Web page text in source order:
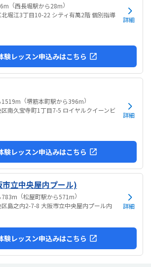
（西長堀駅から28m）
堀江3丁目10-22 シティ有萬2階 個別指導
詳細
験レッスン申込みはこちら
1519m （堺筋本町駅から396m）
南久宝寺町1丁目7-5 ロイヤルクイーンビ
詳細
験レッスン申込みはこちら
立中央屋内プール)
783m （松屋町駅から571m）
島之内2-7-8 大阪市立中央屋内プール内
詳細
験レッスン申込みはこちら